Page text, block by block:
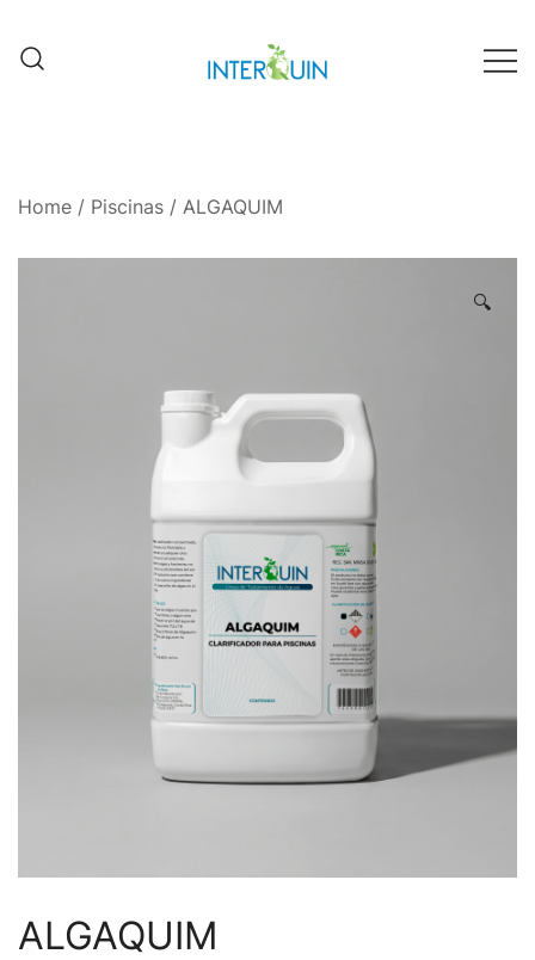
Home / Piscinas / ALGAQUIM
🔍
ALGAQUIM